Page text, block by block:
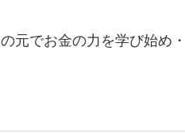
元でお金の力を学び始め・